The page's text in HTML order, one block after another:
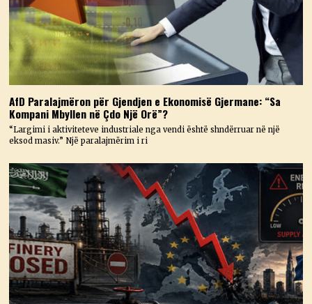
AfD Paralajmëron për Gjendjen e Ekonomisë Gjermane: “Sa
Kompani Mbyllen në Çdo Një Orë”?
“Largimi i aktiviteteve industriale nga vendi është shndërruar në një
eksod masiv.” Një paralajmërim i ri